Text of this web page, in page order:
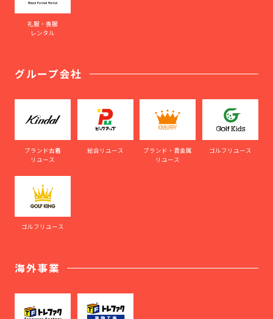
礼服・喪服
レンタル
グループ会社
ブランド古着
リユース
総合リユース
ブランド・貴金属
リユース
ゴルフリユース
ゴルフリユース
海外事業